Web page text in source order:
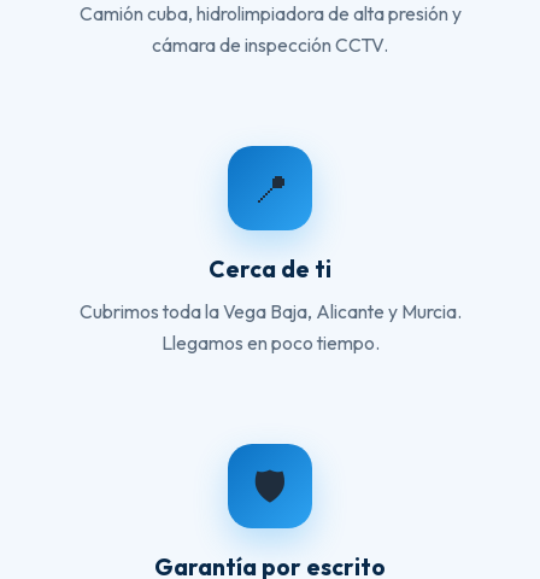
Camión cuba, hidrolimpiadora de alta presión y
cámara de inspección CCTV.
📍
Cerca de ti
Cubrimos toda la Vega Baja, Alicante y Murcia.
Llegamos en poco tiempo.
🛡️
Garantía por escrito